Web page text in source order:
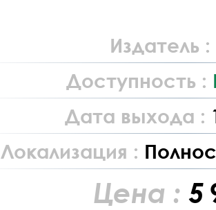
Издатель :
Доступность :
Дата выхода :
Локализация :
Цена : 5